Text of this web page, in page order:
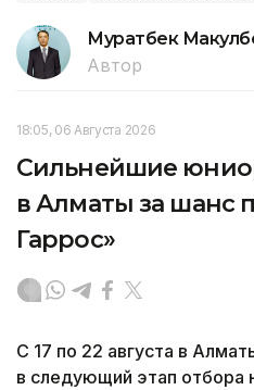
Муратбек
Автор
18:05, 06 Августа 2026
Сильнейшие
в Алматы за шанс
Гаррос»
С 17 по 22 августа в
в следующий этап отбора